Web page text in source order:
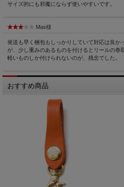
サイズ的にも邪魔にならず使いやすいです。
Mas様
発送も早く梱包もしっかりしていて対応は良か
が、少し重みのあるものを付けるとリールの巻
軽いものしか付けられないのが、残念でした。
おすすめ商品